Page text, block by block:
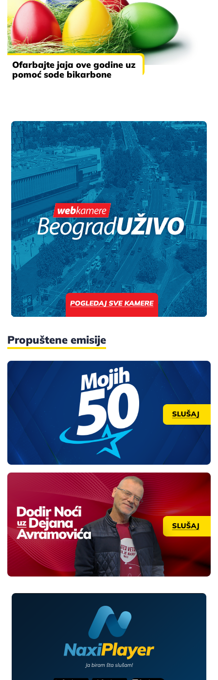
Ofarbajte jaja ove godine uz
pomoć sode bikarbone
Propuštene emisije